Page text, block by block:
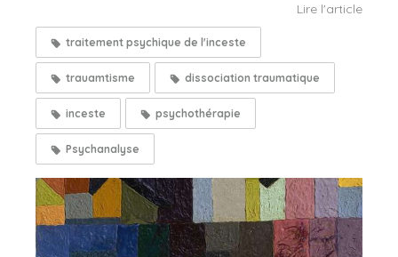
Lire l'article
traitement psychique de l'inceste
trauamtisme dissociation traumatique
inceste psychothérapie
Psychanalyse